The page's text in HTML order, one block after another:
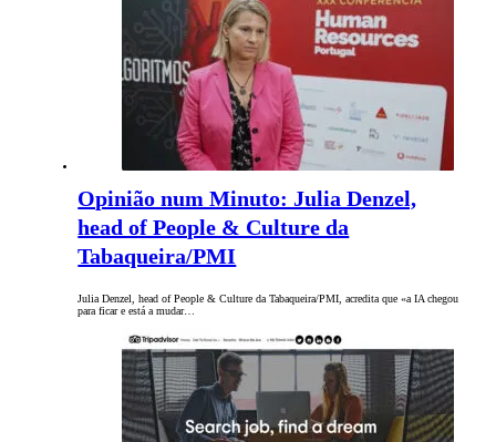
Opinião num Minuto: Julia Denzel,
head of People & Culture da
Tabaqueira/PMI
Julia Denzel, head of People & Culture da Tabaqueira/PMI, acredita que «a IA chegou
para ficar e está a mudar…